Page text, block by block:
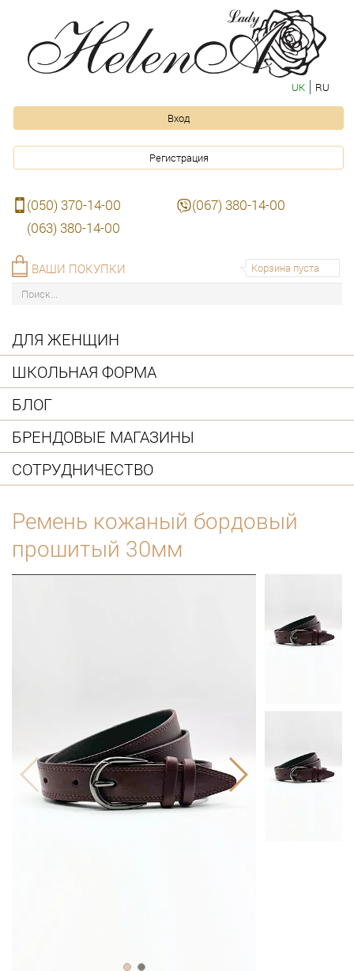
UK RU
Вход
Регистрация
(050) 370-14-00
(067) 380-14-00
(063) 380-14-00
Корзина пуста
ВАШИ ПОКУПКИ
ДЛЯ ЖЕНЩИН
ШКОЛЬНАЯ ФОРМА
БЛОГ
БРЕНДОВЫЕ МАГАЗИНЫ
СОТРУДНИЧЕСТВО
Ремень кожаный бордовый
прошитый 30мм